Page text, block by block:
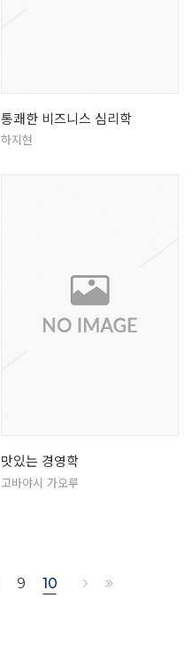
통쾌한 비즈니스 심리학
하지현
맛있는 경영학
고바야시 가오루
9 10